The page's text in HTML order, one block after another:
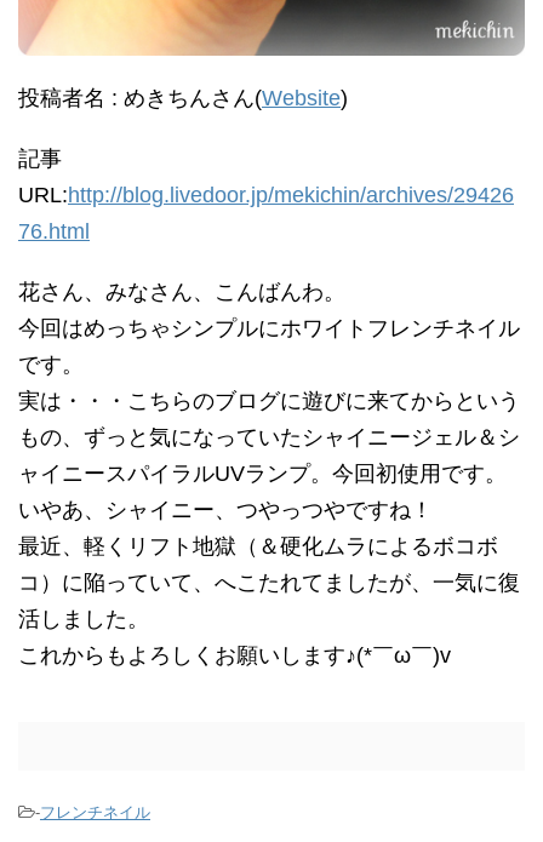
投稿者名 : めきちんさん(Website)
記事
URL:http://blog.livedoor.jp/mekichin/archives/29426
76.html
花さん、みなさん、こんばんわ。
今回はめっちゃシンプルにホワイトフレンチネイル
です。
実は・・・こちらのブログに遊びに来てからという
もの、ずっと気になっていたシャイニージェル＆シ
ャイニースパイラルUVランプ。今回初使用です。
いやあ、シャイニー、つやっつやですね！
最近、軽くリフト地獄（＆硬化ムラによるボコボ
コ）に陥っていて、へこたれてましたが、一気に復
活しました。
これからもよろしくお願いします♪(*￣ω￣)v
-フレンチネイル